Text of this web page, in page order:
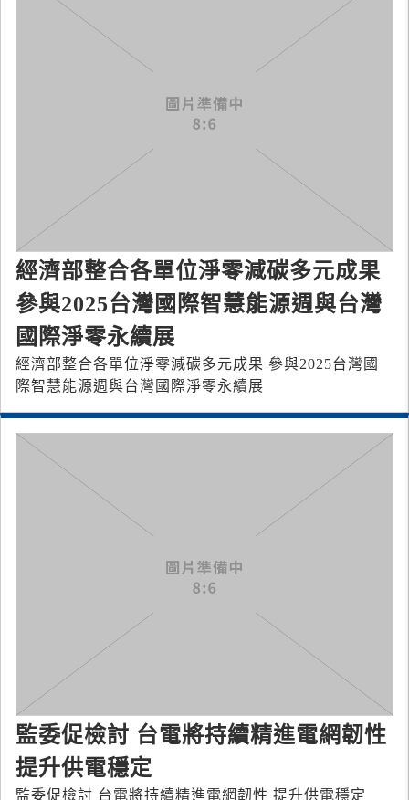
經濟部整合各單位淨零減碳多元成果
參與2025台灣國際智慧能源週與台灣
國際淨零永續展
經濟部整合各單位淨零減碳多元成果 參與2025台灣國
際智慧能源週與台灣國際淨零永續展
監委促檢討 台電將持續精進電網韌性
提升供電穩定
監委促檢討 台電將持續精進電網韌性 提升供電穩定